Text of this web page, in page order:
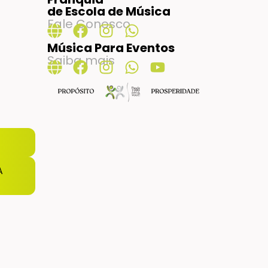
de Escola de Música
Fale Conosco
Música Para Eventos
Saiba mais